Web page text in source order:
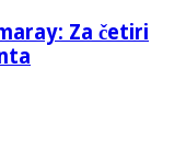
Za četiri